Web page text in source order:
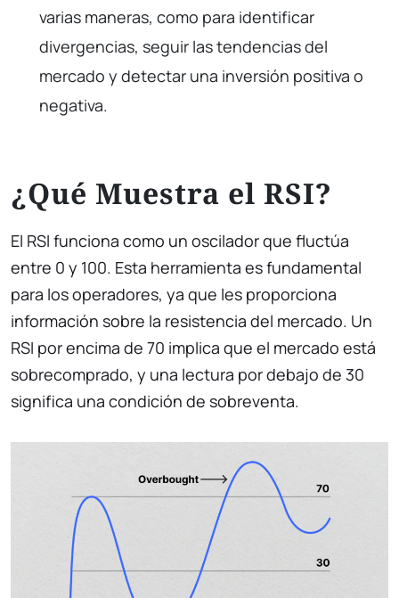
varias maneras, como para identificar
divergencias, seguir las tendencias del
mercado y detectar una inversión positiva o
negativa.
¿Qué Muestra el RSI?
El RSI funciona como un oscilador que fluctúa
entre 0 y 100. Esta herramienta es fundamental
para los operadores, ya que les proporciona
información sobre la resistencia del mercado. Un
RSI por encima de 70 implica que el mercado está
sobrecomprado, y una lectura por debajo de 30
significa una condición de sobreventa.